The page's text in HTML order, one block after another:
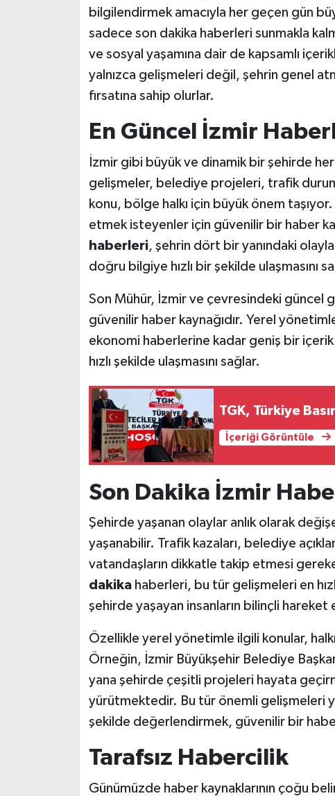
bilgilendirmek amacıyla her geçen gün
sadece son dakika haberleri sunmakla
ve sosyal yaşamına dair de kapsamlı
yalnızca gelişmeleri değil, şehrin genel
fırsatına sahip olurlar.
En Güncel İzmir
İzmir gibi büyük ve dinamik bir şehirde
gelişmeler, belediye projeleri, trafik
konu, bölge halkı için büyük önem
etmek isteyenler için güvenilir bir haber
haberleri, şehrin dört bir yanındaki
doğru bilgiye hızlı bir şekilde ulaşmasını
Son Mühür, İzmir ve çevresindeki güncel
güvenilir haber kaynağıdır. Yerel
ekonomi haberlerine kadar geniş bir içerik
hızlı şekilde ulaşmasını sağlar.
TGK, Türkiye
İçeriği Görüntüle
Son Dakika İzmir
Şehirde yaşanan olaylar anlık olarak
yaşanabilir. Trafik kazaları, belediye
vatandaşların dikkatle takip etmesi
dakikahaberleri, bu tür gelişmeleri en
şehirde yaşayan insanların bilinçli hareket
Özellikle yerel yönetimle ilgili konular,
Örneğin, İzmir Büyükşehir Belediye
yana şehirde çeşitli projeleri hayata
yürütmektedir. Bu tür önemli gelişmeleri
şekilde değerlendirmek, güvenilir bir
Tarafsız Habercilik
Günümüzde haber kaynaklarının çoğu